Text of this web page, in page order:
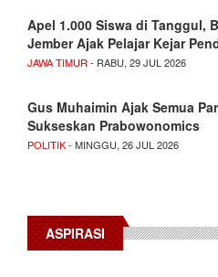
Apel 1.000 Siswa di Tanggul,
Jember Ajak Pelajar Kejar
JAWA TIMUR- RABU, 29 JUL 2026
Gus Muhaimin Ajak Semua
Sukseskan Prabowonomics
POLITIK- MINGGU, 26 JUL 2026
ASPIRASI